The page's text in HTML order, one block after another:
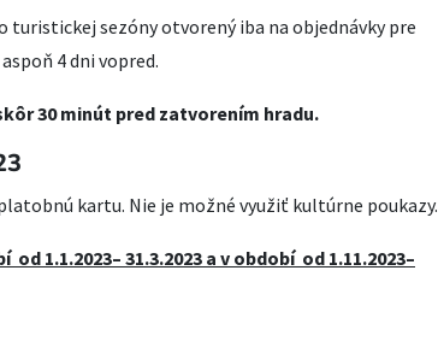
turistickej sezóny otvorený iba na objednávky pre
4 dni vopred.
30 minút pred zatvorením hradu.
kartu. Nie je možné využiť kultúrne poukazy.
1.1.2023– 31.3.2023 a v období od 1.11.2023–